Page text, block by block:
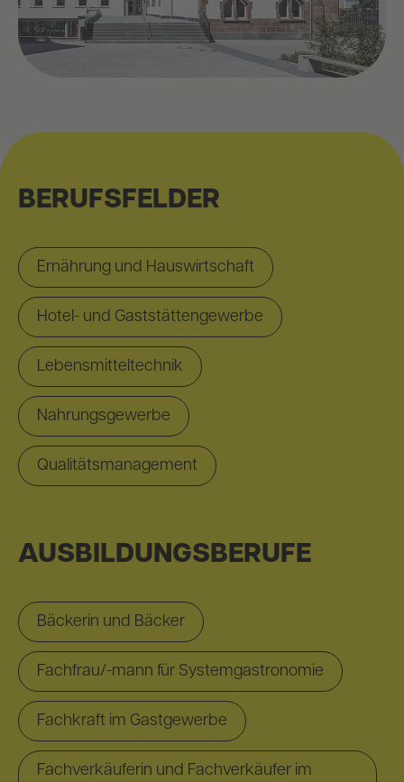
BERUFSFELDER
Ernährung und Hauswirtschaft
Hotel- und Gaststättengewerbe
Lebensmitteltechnik
Nahrungsgewerbe
Qualitätsmanagement
AUSBILDUNGSBERUFE
Bäckerin und Bäcker
Fachfrau/-mann für Systemgastronomie
Fachkraft im Gastgewerbe
Fachverkäuferin und Fachverkäufer im